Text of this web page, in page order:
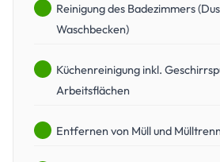
Reinigung des Badezimmers
Waschbecken)
Küchenreinigung inkl.
Arbeitsflächen
Entfernen von Müll und